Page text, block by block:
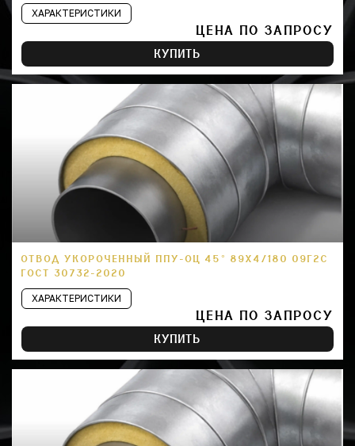
ХАРАКТЕРИСТИКИ
ЦЕНА ПО ЗАПРОСУ
КУПИТЬ
ОТВОД УКОРОЧЕННЫЙ ППУ-ОЦ 45° 89Х4/180 09Г2С
ГОСТ 30732-2020
ХАРАКТЕРИСТИКИ
ЦЕНА ПО ЗАПРОСУ
КУПИТЬ